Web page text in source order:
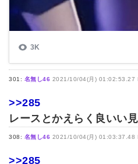
301: 名無し46 2021/10/04(月) 01:02:53.27
>>285
レースとかえらく良いい
308: 名無し46 2021/10/04(月) 01:03:37.48
>>285